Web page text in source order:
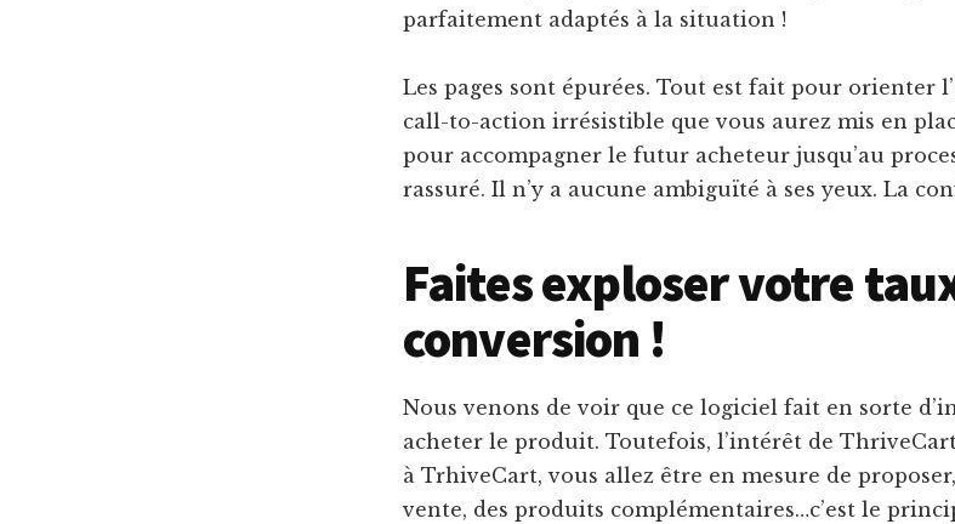
parfaitement adaptés à la situation !
Les pages sont épurées. Tout est fait pour orienter
call-to-action irrésistible que vous aurez mis en
pour accompagner le futur acheteur jusqu’au
rassuré. Il n’y a aucune ambiguïté à ses yeux. La
Faites exploser votre
conversion !
Nous venons de voir que ce logiciel fait en sorte
acheter le produit. Toutefois, l’intérêt de ThriveCart
à TrhiveCart, vous allez être en mesure de
vente, des produits complémentaires…c’est le